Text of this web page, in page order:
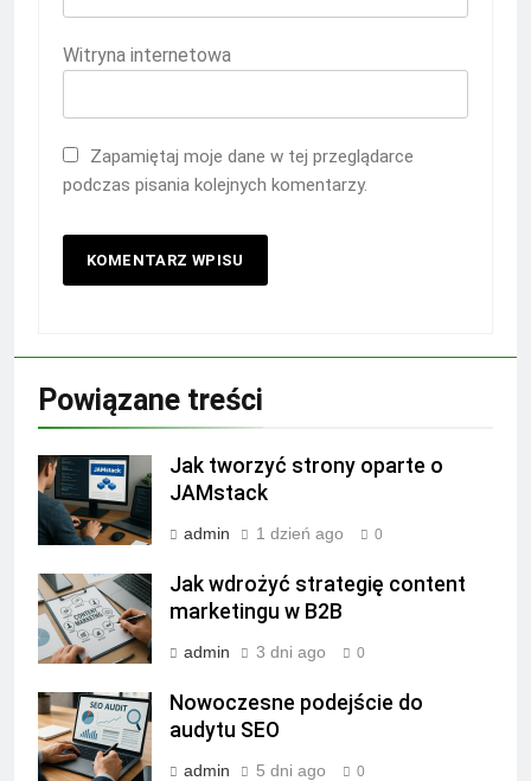
Witryna internetowa
Zapamiętaj moje dane w tej przeglądarce
podczas pisania kolejnych komentarzy.
Powiązane treści
Jak tworzyć strony oparte o
JAMstack
admin 1 dzień ago 0
Jak wdrożyć strategię content
marketingu w B2B
admin 3 dni ago 0
Nowoczesne podejście do
audytu SEO
admin 5 dni ago 0